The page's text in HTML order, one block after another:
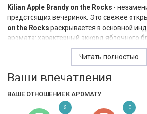
Kilian Apple Brandy on the Rocks -
предстоящих вечеринок. Это свежее
on the Rocks раскрывается в основной
аромата: характерный аккорд яблочного
свежая фруктовая смесь гармонирует с
воссозданная с использованием нот рома
ванили. Основа аромата состоит из кедра
отражает постоянное перевоплощение и
Читать полностью
Ваши впечатления
ВАШЕ ОТНОШЕНИЕ К АРОМАТУ
5 0